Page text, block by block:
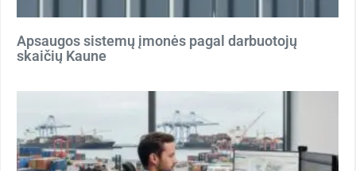
Apsaugos sistemų įmonės pagal darbuotojų
skaičių Kaune